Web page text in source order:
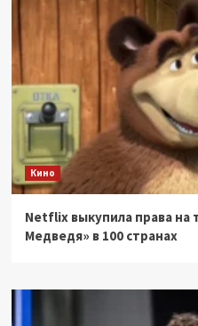
Кино
Netflix выкупила права
Медведя» в 100 странах